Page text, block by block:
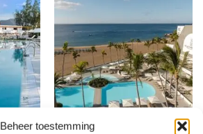
Beheer toestemming